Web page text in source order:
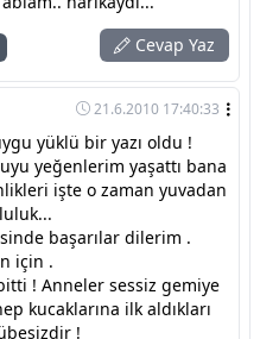
Cevap Yaz
21.6.2010 17:40:33
yüklü bir yazı oldu !
yeğenlerim yaşattı bana
işte o zaman yuvadan
başarılar dilerim .
için .
! Anneler sessiz gemiye
kucaklarına ilk aldıkları
!